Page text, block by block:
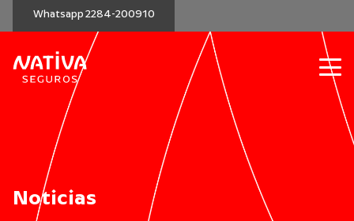
Whatsapp 2284-200910
Noticias